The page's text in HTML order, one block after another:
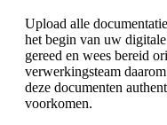
Upload alle
het begin van uw
gereed en wees bereid
verwerkingsteam
deze documenten
voorkomen.